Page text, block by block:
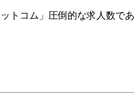
トコム」圧倒的な求人数で